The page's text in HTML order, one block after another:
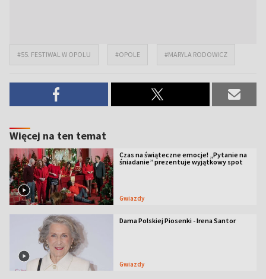
#55. FESTIWAL W OPOLU #OPOLE #MARYLA RODOWICZ
Więcej na ten temat
Czas na świąteczne emocje! „Pytanie na
śniadanie” prezentuje wyjątkowy spot
Gwiazdy
Dama Polskiej Piosenki - Irena Santor
Gwiazdy